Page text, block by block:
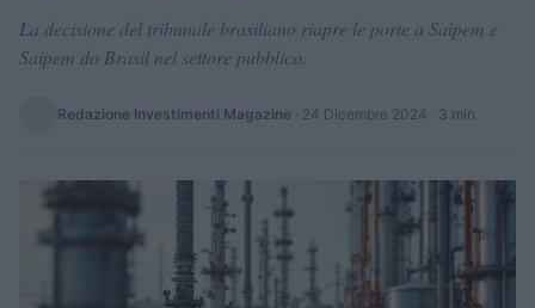
La decisione del tribunale brasiliano riapre le porte a Saipem e
Saipem do Brasil nel settore pubblico.
Redazione Investimenti Magazine · 24 Dicembre 2024 · 3 min